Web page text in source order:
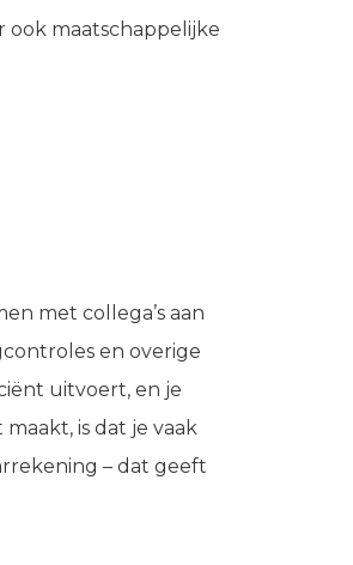
ook maatschappelijke
met collega’s aan
en overige
uitvoert, en je
is dat je vaak
– dat geeft